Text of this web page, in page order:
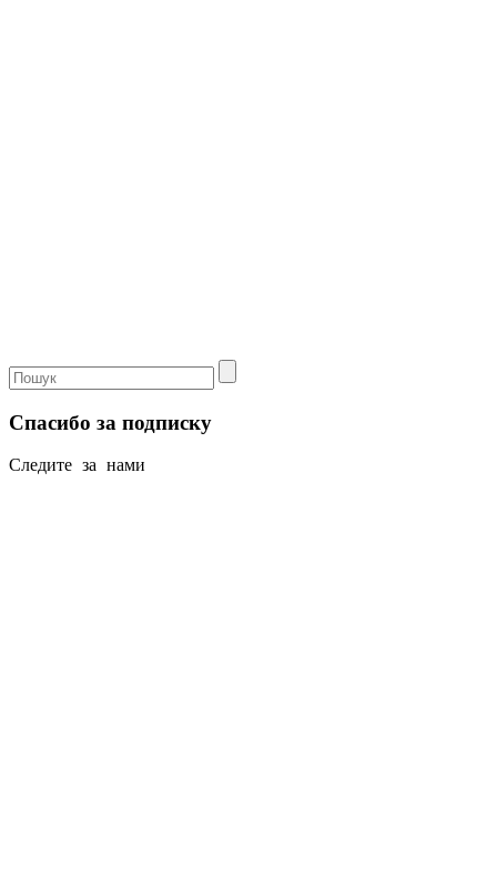
Спасибо за подписку
Следите за нами